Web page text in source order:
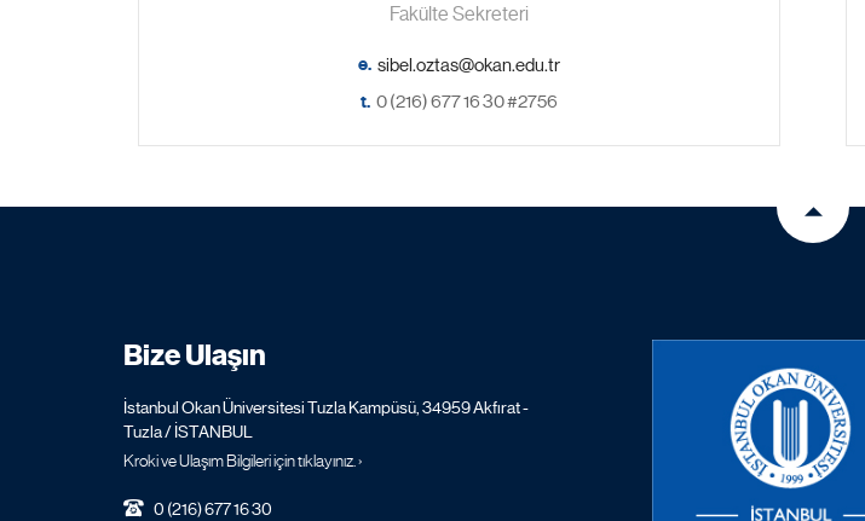
Fakülte Sekreteri
e.
t. 0 (216) 677 16 30 #2756
Bize Ulaşın
İstanbul Okan Üniversitesi Tuzla Kampüsü, 34959 Akfırat -
Tuzla / İSTANBUL
Kroki ve Ulaşım Bilgileri için tıklayınız. ›
0 (216) 677 16 30